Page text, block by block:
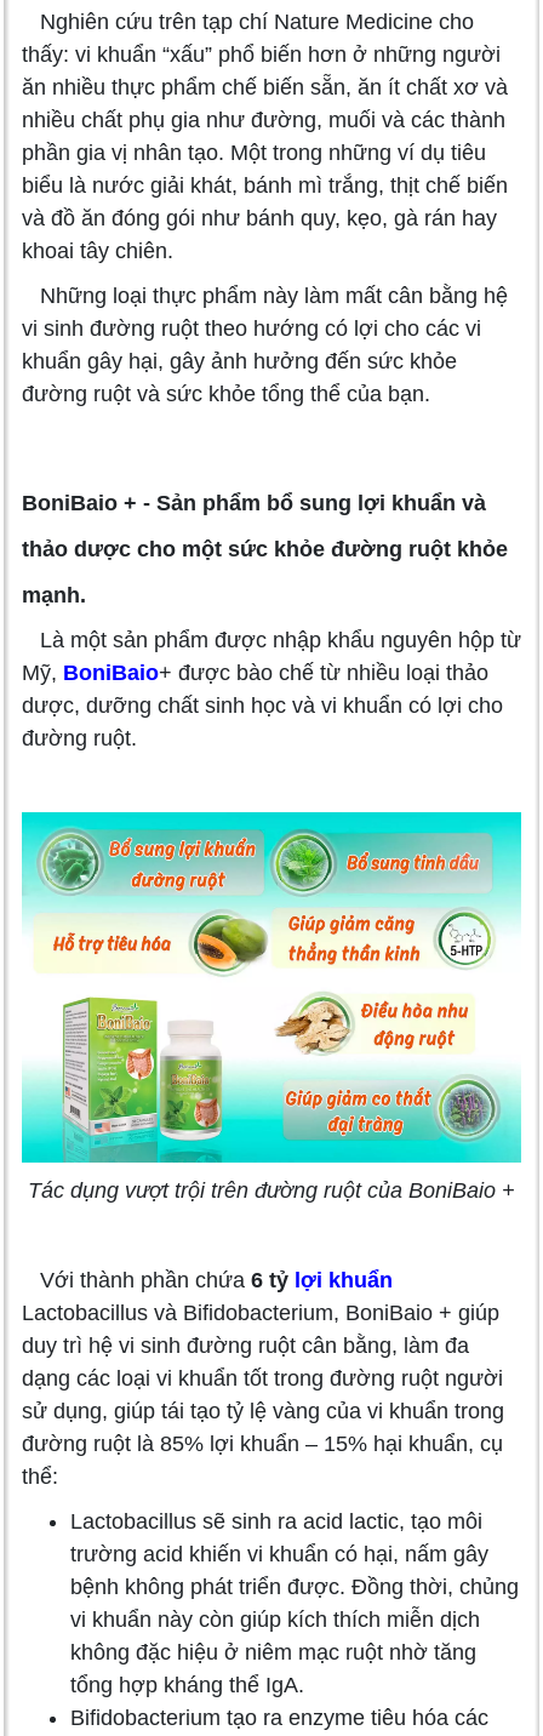
Nghiên cứu trên tạp chí Nature Medicine cho
thấy: vi khuẩn “xấu” phổ biến hơn ở những người
ăn nhiều thực phẩm chế biến sẵn, ăn ít chất xơ và
nhiều chất phụ gia như đường, muối và các thành
phần gia vị nhân tạo. Một trong những ví dụ tiêu
biểu là nước giải khát, bánh mì trắng, thịt chế biến
và đồ ăn đóng gói như bánh quy, kẹo, gà rán hay
khoai tây chiên.
Những loại thực phẩm này làm mất cân bằng hệ
vi sinh đường ruột theo hướng có lợi cho các vi
khuẩn gây hại, gây ảnh hưởng đến sức khỏe
đường ruột và sức khỏe tổng thể của bạn.
BoniBaio + - Sản phẩm bổ sung lợi khuẩn và
thảo dược cho một sức khỏe đường ruột khỏe
mạnh.
Là một sản phẩm được nhập khẩu nguyên hộp từ
Mỹ, BoniBaio+ được bào chế từ nhiều loại thảo
dược, dưỡng chất sinh học và vi khuẩn có lợi cho
đường ruột.
Tác dụng vượt trội trên đường ruột của BoniBaio +
Với thành phần chứa 6 tỷ lợi khuẩn
Lactobacillus và Bifidobacterium, BoniBaio + giúp
duy trì hệ vi sinh đường ruột cân bằng, làm đa
dạng các loại vi khuẩn tốt trong đường ruột người
sử dụng, giúp tái tạo tỷ lệ vàng của vi khuẩn trong
đường ruột là 85% lợi khuẩn – 15% hại khuẩn, cụ
thể:
Lactobacillus sẽ sinh ra acid lactic, tạo môi
trường acid khiến vi khuẩn có hại, nấm gây
bệnh không phát triển được. Đồng thời, chủng
vi khuẩn này còn giúp kích thích miễn dịch
không đặc hiệu ở niêm mạc ruột nhờ tăng
tổng hợp kháng thể IgA.
Bifidobacterium tạo ra enzyme tiêu hóa các